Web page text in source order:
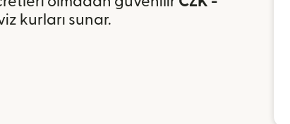
kurları sunar.